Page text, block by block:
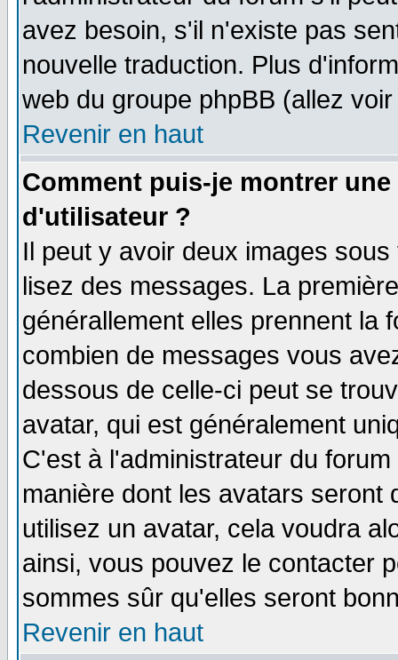
avez besoin, s'il n'existe pas
nouvelle traduction. Plus
web du groupe phpBB (allez
Revenir en haut
Comment puis-je montrer
d'utilisateur ?
Il peut y avoir deux images
lisez des messages. La
générallement elles prennent la
combien de messages vous
dessous de celle-ci peut se
avatar, qui est généralement
C'est à l'administrateur du
manière dont les avatars seront
utilisez un avatar, cela voudra
ainsi, vous pouvez le contacter
sommes sûr qu'elles seront
Revenir en haut